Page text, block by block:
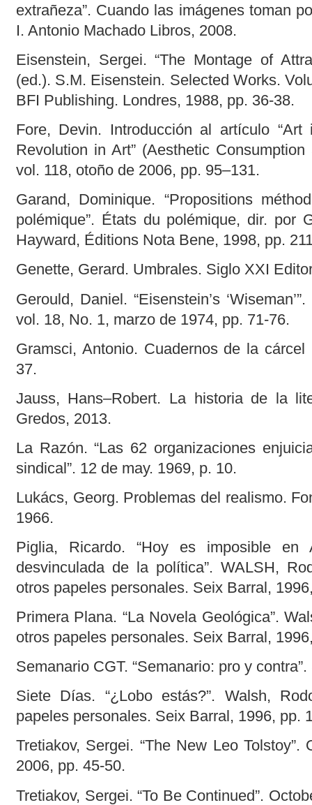
extrañeza”. Cuando las imágenes toman
I. Antonio Machado Libros, 2008.
Eisenstein, Sergei. “The Montage of
(ed.). S.M. Eisenstein. Selected Works.
BFI Publishing. Londres, 1988, pp. 36-38.
Fore, Devin. Introducción al artículo
Revolution in Art” (Aesthetic Consumption
vol. 118, otoño de 2006, pp. 95–131.
Garand, Dominique. “Propositions
polémique”. États du polémique, dir. por
Hayward, Éditions Nota Bene, 1998, pp.
Genette, Gerard. Umbrales. Siglo XXI
Gerould, Daniel. “Eisenstein’s
vol. 18, No. 1, marzo de 1974, pp. 71-76.
Gramsci, Antonio. Cuadernos de la
37.
Jauss, Hans–Robert. La historia de la
Gredos, 2013.
La Razón. “Las 62 organizaciones
sindical”. 12 de may. 1969, p. 10.
Lukács, Georg. Problemas del realismo.
1966.
Piglia, Ricardo. “Hoy es imposible en
desvinculada de la política”. WALSH,
otros papeles personales. Seix Barral,
Primera Plana. “La Novela Geológica”.
otros papeles personales. Seix Barral,
Semanario CGT. “Semanario: pro y
Siete Días. “¿Lobo estás?”. Walsh,
papeles personales. Seix Barral, 1996, pp.
Tretiakov, Sergei. “The New Leo
2006, pp. 45-50.
Tretiakov, Sergei. “To Be Continued”.